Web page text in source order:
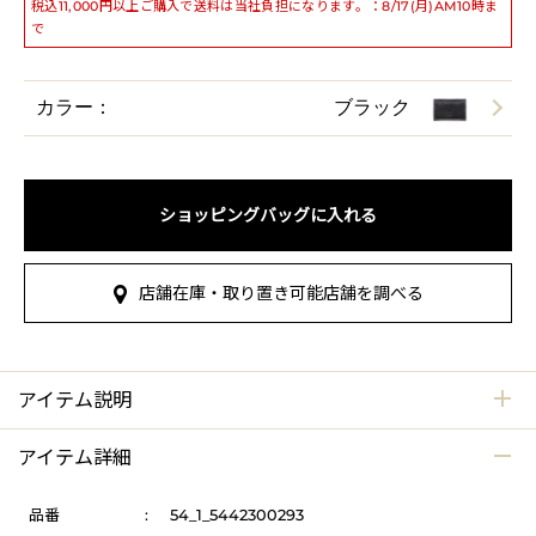
税込11,000円以上ご購入で送料は当社負担になります。：8/17(月)AM10時ま
で
カラー： ブラック
ショッピングバッグに入れる
店舗在庫・取り置き可能店舗を調べる
アイテム説明
アイテム詳細
品番 :
54_1_5442300293